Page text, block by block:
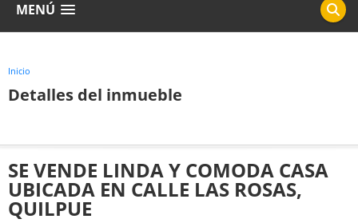
MENÚ
Inicio
Detalles del inmueble
SE VENDE LINDA Y COMODA CASA
UBICADA EN CALLE LAS ROSAS,
QUILPUE